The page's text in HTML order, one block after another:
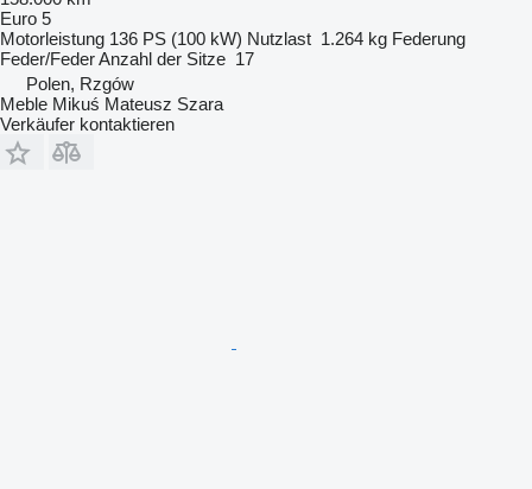
Euro 5
Motorleistung 136 PS (100 kW) Nutzlast 1.264 kg Federung
Feder/FederAnzahl der Sitze 17
Polen, Rzgów
Meble Mikuś Mateusz Szara
Verkäufer kontaktieren